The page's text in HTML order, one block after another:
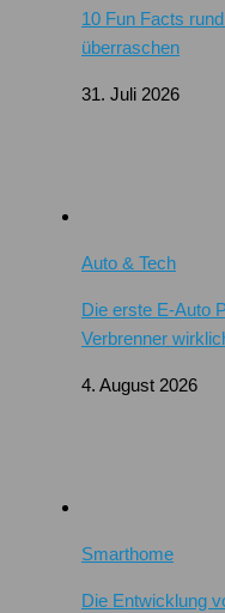
10 Fun Facts
überraschen
31. Juli 2026
Auto & Tech
Die erste E-Auto
Verbrenner
4. August 2026
Smarthome
Die Entwicklung